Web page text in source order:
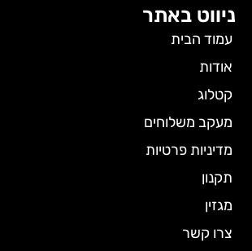
ניווט באתר
עמוד הבית
אודות
קטלוג
מעקב משלוחים
מדיניות פרטיות
תקנון
מגזין
צרו קשר